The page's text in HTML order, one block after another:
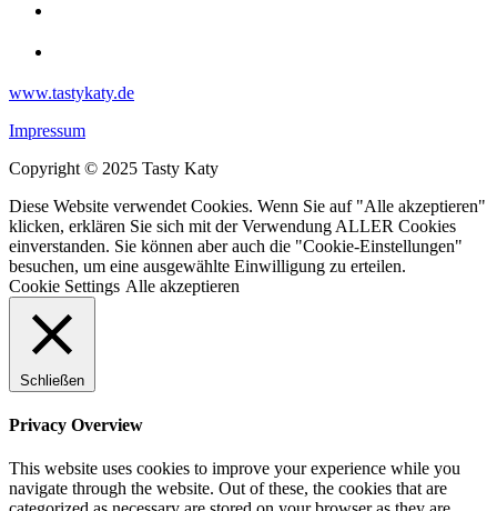
www.tastykaty.de
Impressum
Copyright © 2025 Tasty Katy
Diese Website verwendet Cookies. Wenn Sie auf "Alle akzeptieren"
klicken, erklären Sie sich mit der Verwendung ALLER Cookies
einverstanden. Sie können aber auch die "Cookie-Einstellungen"
besuchen, um eine ausgewählte Einwilligung zu erteilen.
Cookie Settings Alle akzeptieren
Schließen
Privacy Overview
This website uses cookies to improve your experience while you
navigate through the website. Out of these, the cookies that are